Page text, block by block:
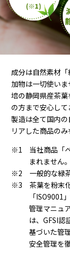
成分は自然素材
加物は一切使い
培の静岡県産茶
の方まで安心し
製造は全て国内
リアした商品のみ
※1 当社商品「べ
まれません。
※2 一般的な緑茶
※3 茶葉を粉末化
「ISO9001
管理マニュ
は、GFSI認
基づいた管
安全管理を